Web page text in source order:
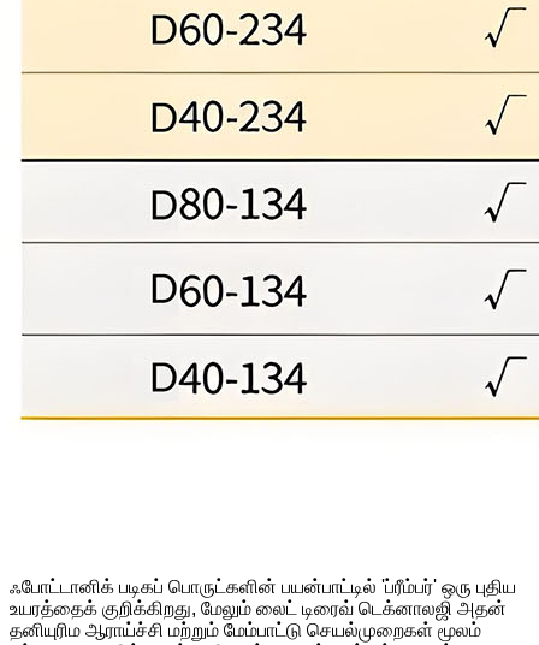
ஃபோட்டானிக் படிகப் பொருட்களின் பயன்பாட்டில் 'ப்ரீம்பர்' ஒரு புதிய
உயரத்தைக் குறிக்கிறது, மேலும் லைட் டிரைவ் டெக்னாலஜி அதன்
தனியுரிம ஆராய்ச்சி மற்றும் மேம்பாட்டு செயல்முறைகள் மூலம்